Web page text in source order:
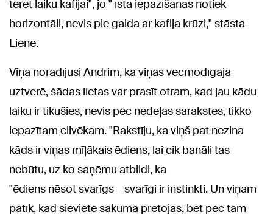
tērēt laiku kafijai", jo " īstā iepazīšanās notiek
horizontāli, nevis pie galda ar kafija krūzi," stāsta
Liene.
Viņa norādījusi Andrim, ka viņas vecmodīgajā
uztverē, šādas lietas var prasīt otram, kad jau kādu
laiku ir tikušies, nevis pēc nedēļas sarakstes, tikko
iepazītam cilvēkam. "Rakstīju, ka viņš pat nezina
kāds ir viņas mīļākais ēdiens, lai cik banāli tas
nebūtu, uz ko saņēmu atbildi, ka
"ēdiens nēsot svarīgs – svarīgi ir instinkti. Un viņam
patīk, kad sieviete sākumā pretojas, bet pēc tam